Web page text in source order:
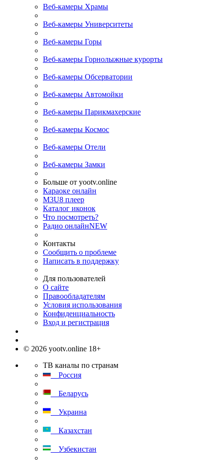
Веб-камеры Храмы
Веб-камеры Университеты
Веб-камеры Горы
Веб-камеры Горнолыжные курорты
Веб-камеры Обсерватории
Веб-камеры Автомойки
Веб-камеры Парикмахерские
Веб-камеры Космос
Веб-камеры Отели
Веб-камеры Замки
Больше от yootv.online
Караоке онлайн
M3U8 плеер
Каталог иконок
Что посмотреть?
Радио онлайнNEW
Контакты
Сообщить о проблеме
Написать в поддержку
Для пользователей
О сайте
Правообладателям
Условия использования
Конфиденциальность
Вход и регистрация
© 2026 yootv.online 18+
ТВ каналы по странам
Россия
Беларусь
Украина
Казахстан
Узбекистан